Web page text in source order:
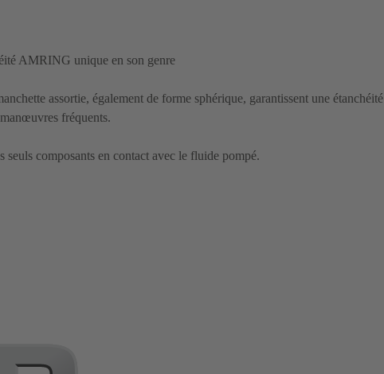
AMRING unique en son genre
assortie, également de forme sphérique, garantissent une étanchéité
fréquents.
seuls composants en contact avec le fluide pompé.